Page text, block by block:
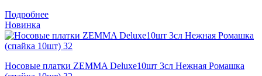
Подробнее
Новинка
Носовые платки ZEMMA Deluxe10шт 3сл Нежная Ромашка